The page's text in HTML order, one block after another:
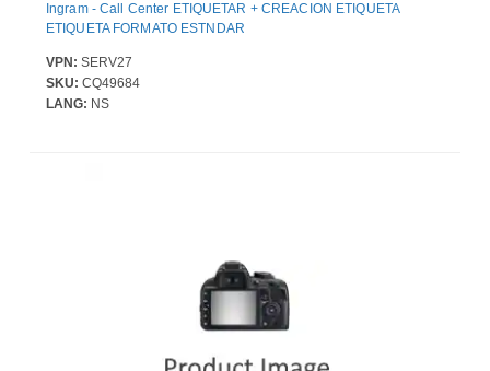
Ingram - Call Center ETIQUETAR + CREACION ETIQUETA
ETIQUETA FORMATO ESTNDAR
VPN: SERV27
SKU: CQ49684
LANG: NS